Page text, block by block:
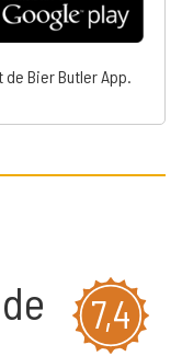
Bier Butler App.
7,4